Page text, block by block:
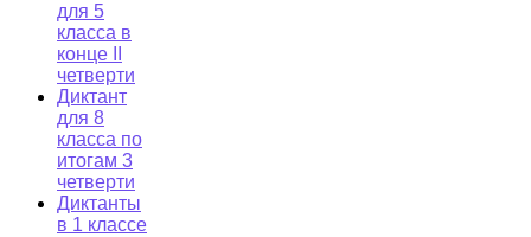
для 5
класса в
конце II
четверти
Диктант
для 8
класса по
итогам 3
четверти
Диктанты
в 1 классе